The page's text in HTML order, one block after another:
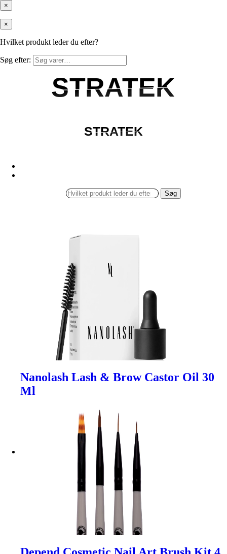
×
×
Hvilket produkt leder du efter?
Søg efter:
STRATEK
STRATEK
STRATEK
STRATEK
Søg
Nanolash Lash & Brow Castor Oil 30
Ml